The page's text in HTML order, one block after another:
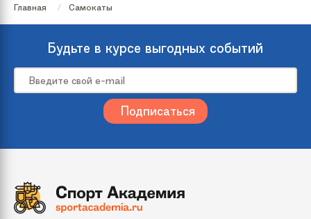
Главная Самокаты
Будьте в курсе выгодных событий